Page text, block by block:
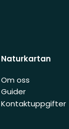
Naturkartan
Om oss
Guider
Kontaktuppgifter